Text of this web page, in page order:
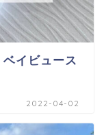
ベイビュース
2022-04-02